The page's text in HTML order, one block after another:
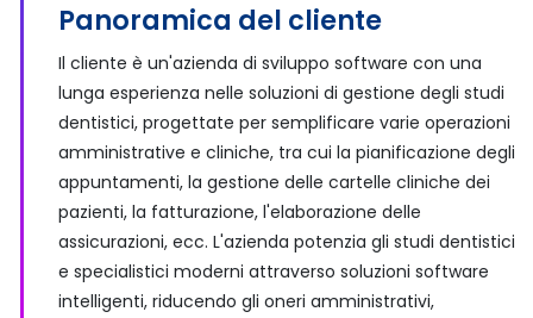
Panoramica del cliente
Il cliente è un'azienda di sviluppo software con una
lunga esperienza nelle soluzioni di gestione degli studi
dentistici, progettate per semplificare varie operazioni
amministrative e cliniche, tra cui la pianificazione degli
appuntamenti, la gestione delle cartelle cliniche dei
pazienti, la fatturazione, l'elaborazione delle
assicurazioni, ecc. L'azienda potenzia gli studi dentistici
e specialistici moderni attraverso soluzioni software
intelligenti, riducendo gli oneri amministrativi,